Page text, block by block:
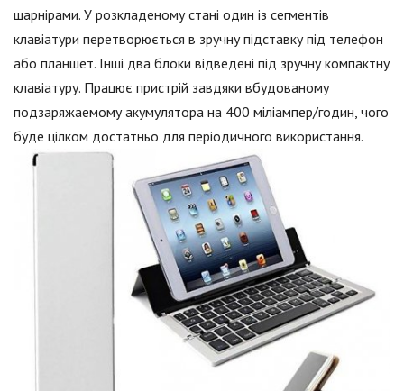
шарнірами. У розкладеному стані один із сегментів
клавіатури перетворюється в зручну підставку під телефон
або планшет. Інші два блоки відведені під зручну компактну
клавіатуру. Працює пристрій завдяки вбудованому
подзаряжаемому акумулятора на 400 міліампер/годин, чого
буде цілком достатньо для періодичного використання.